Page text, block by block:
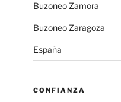
Buzoneo Zamora
Buzoneo Zaragoza
España
CONFIANZA